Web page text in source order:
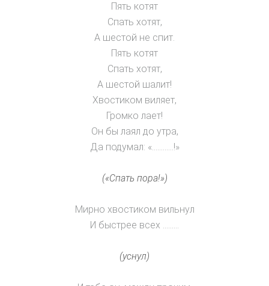
Пять котят
Спать хотят,
А шестой не спит.
Пять котят
Спать хотят,
А шестой шалит!
Хвостиком виляет,
Громко лает!
Он бы лаял до утра,
Да подумал: «…………!»
(«Спать пора!»)
Мирно хвостиком вильнул
И быстрее всех ………
(уснул)